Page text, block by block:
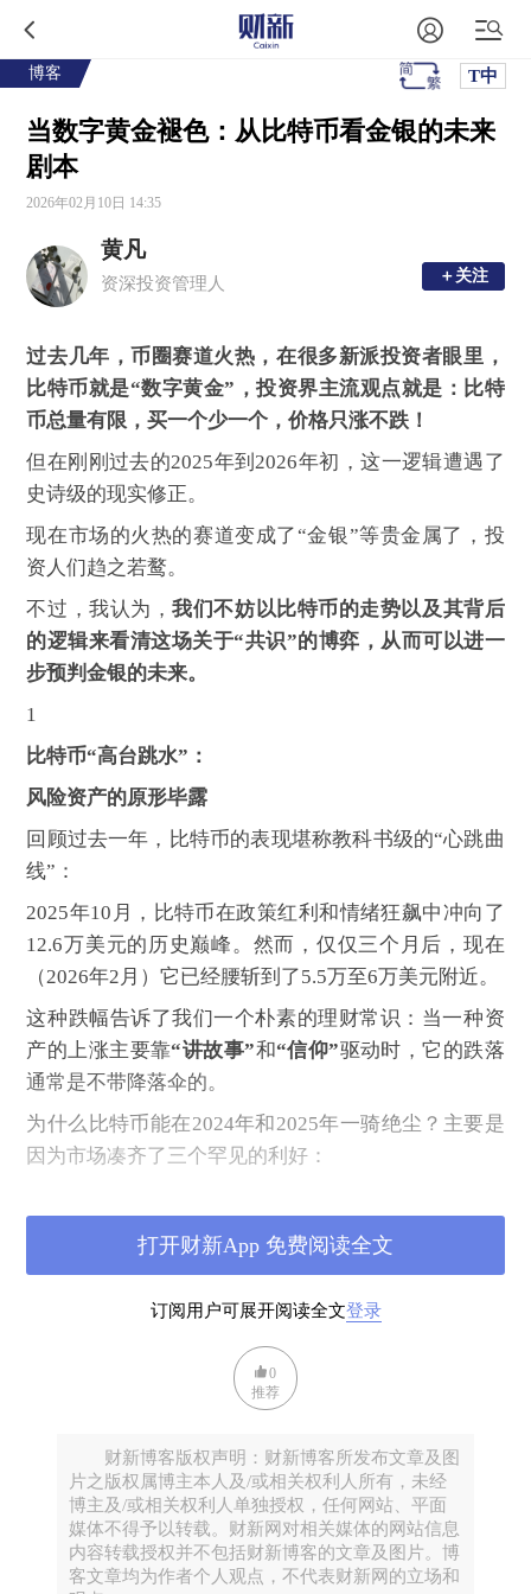
博客 T中
当数字黄金褪色：从比特币看金银的未来
剧本
2026年02月10日 14:35
黄凡
资深投资管理人 ＋关注
＋关注
过去几年，币圈赛道火热，在很多新派投资者眼里，
比特币就是“数字黄金”，投资界主流观点就是：比特
币总量有限，买一个少一个，价格只涨不跌！
但在刚刚过去的2025年到2026年初，这一逻辑遭遇了
史诗级的现实修正。
现在市场的火热的赛道变成了“金银”等贵金属了，投
资人们趋之若鹜。
不过，我认为，我们不妨以比特币的走势以及其背后
的逻辑来看清这场关于“共识”的博弈，从而可以进一
步预判金银的未来。
1
比特币“高台跳水”：
风险资产的原形毕露
回顾过去一年，比特币的表现堪称教科书级的“心跳曲
线”：
2025年10月，比特币在政策红利和情绪狂飙中冲向了
12.6万美元的历史巅峰。然而，仅仅三个月后，现在
（2026年2月）它已经腰斩到了5.5万至6万美元附近。
这种跌幅告诉了我们一个朴素的理财常识：当一种资
产的上涨主要靠“讲故事”和“信仰”驱动时，它的跌落
通常是不带降落伞的。
为什么比特币能在2024年和2025年一骑绝尘？主要是
因为市场凑齐了三个罕见的利好：
鳄们开辟了一条合法的“吸筹通道”。贝莱德
量资金，让它从“极客玩物”变成了“资产组合标配”。
“权力游戏”的加持（政治溢价）：2024年底，特朗普
再次入主白宫，加上他对加密货币180度的态度转变，
战略储备”。在这种“国运”预期的煽动下，资金几乎是
闭着眼往里冲。
“四年一度”的稀缺剧本（减半效应）：在很多新投资
者眼里，比特币每四年的“减半”就像是某种神迹。但
订阅用户可展开阅读全文登录
打开财新App 免费阅读全文
0
推荐
财新博客版权声明：财新博客所发布文章及图
片之版权属博主本人及/或相关权利人所有，未经
博主及/或相关权利人单独授权，任何网站、平面
媒体不得予以转载。财新网对相关媒体的网站信息
内容转载授权并不包括财新博客的文章及图片。博
客文章均为作者个人观点，不代表财新网的立场和